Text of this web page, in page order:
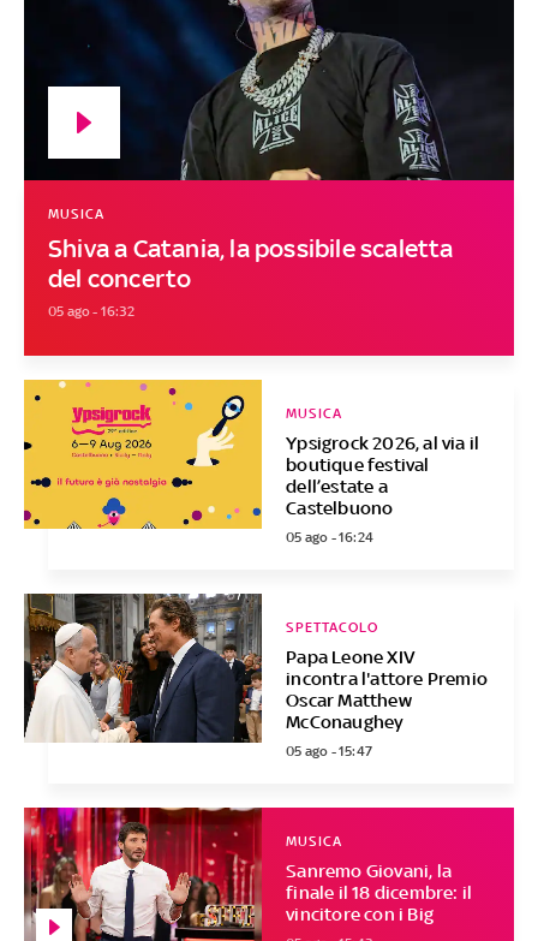
Shiva a Catania, la possibile scaletta
del concerto
MUSICA
05 ago - 16:32
Ypsigrock 2026, al via il
boutique festival
dell’estate a
Castelbuono
MUSICA
05 ago - 16:24
Papa Leone XIV
incontra l'attore Premio
Oscar Matthew
McConaughey
SPETTACOLO
05 ago - 15:47
Sanremo Giovani, la
finale il 18 dicembre: il
vincitore con i Big
MUSICA